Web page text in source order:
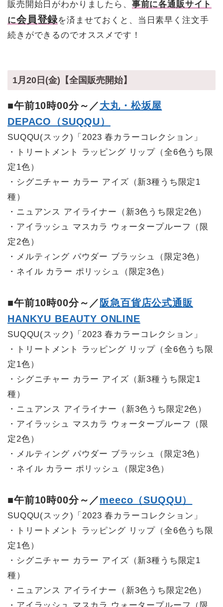
販売開始日がわかりましたら、 事前に各通販サイト
に会員登録を済ませておくと、当日素早く注文手
続きができるのでオススメです！
1月20日(金)【全国販売開始】
■午前10時00分～／大丸・松坂屋
DEPACO（SUQQU）
SUQQU(スック)「2023 春カラーコレクション」
・トリートメント ラッピング リップ（全6色うち限
定1色）
・シグニチャー カラー アイズ（新3種うち限定1
種）
・ニュアンス アイライナー（新3色うち限定2色）
・アイラッシュ マスカラ ウォータープルーフ（限
定2色）
・メルティング パウダー ブラッシュ（限定3色）
・ネイル カラー ポリッシュ（限定3色）
■午前10時00分～／ 阪急百貨店公式通販
HANKYU BEAUTY ONLINE
SUQQU(スック)「2023 春カラーコレクション」
・トリートメント ラッピング リップ（全6色うち限
定1色）
・シグニチャー カラー アイズ（新3種うち限定1
種）
・ニュアンス アイライナー（新3色うち限定2色）
・アイラッシュ マスカラ ウォータープルーフ（限
定2色）
・メルティング パウダー ブラッシュ（限定3色）
・ネイル カラー ポリッシュ（限定3色）
■午前10時00分～／meeco（SUQQU）
SUQQU(スック)「2023 春カラーコレクション」
・トリートメント ラッピング リップ（全6色うち限
定1色）
・シグニチャー カラー アイズ（新3種うち限定1
種）
・ニュアンス アイライナー（新3色うち限定2色）
・アイラッシュ マスカラ ウォータープルーフ（限